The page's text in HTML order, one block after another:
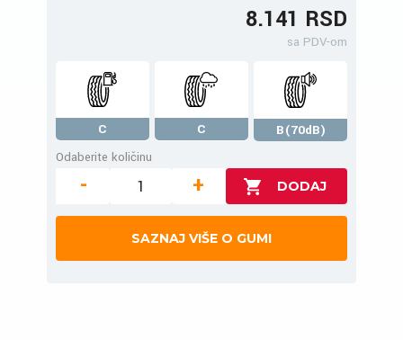
8.141 RSD
sa PDV-om
C C
B(70dB)
Odaberite količinu
- +
SAZNAJ VIŠE O GUMI